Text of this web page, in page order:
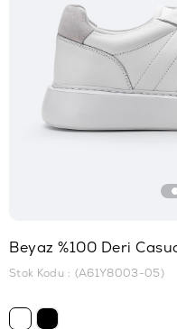
Beyaz %100 Deri
Stok Kodu (A61Y8003-05)